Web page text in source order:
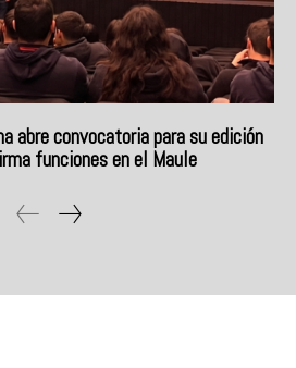
abre convocatoria para su edición
funciones en el Maule